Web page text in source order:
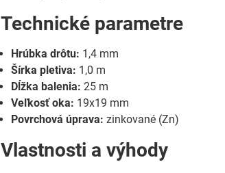
Technické parametre
Hrúbka drôtu: 1,4 mm
Šírka pletiva: 1,0 m
Dĺžka balenia: 25 m
Veľkosť oka: 19x19 mm
Povrchová úprava: zinkované (Zn)
Vlastnosti a výhody